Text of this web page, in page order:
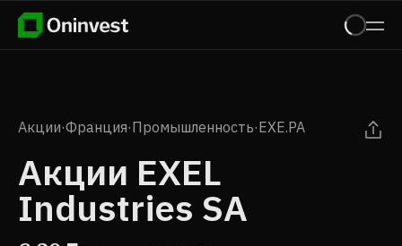
Акции·Франция·Промышленность·EXE.PA
Акции EXEL
Industries SA